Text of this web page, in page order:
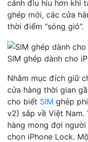
cảnh đìu hiu hơn khi
ghép mới, các cửa
thời điểm “sóng gió”.
SIM ghép dành cho
Nhằm mục đích giữ
cửa hàng thời gian
cho biết SIM ghép
v2) sắp về Việt Nam.
hàng mong đợi
chọn iPhone Lock.